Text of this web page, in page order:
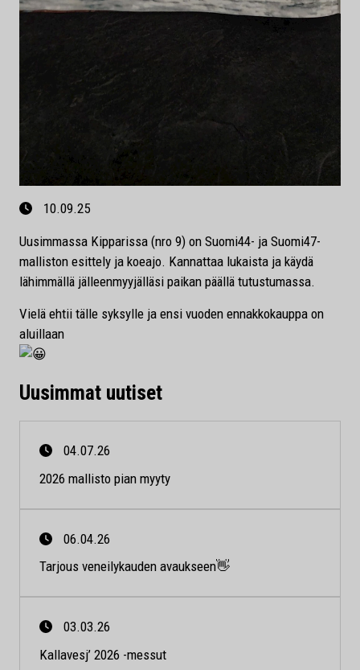
10.09.25
Uusimmassa Kipparissa (nro 9) on Suomi44- ja Suomi47-
malliston esittely ja koeajo. Kannattaa lukaista ja käydä
lähimmällä jälleenmyyjälläsi paikan päällä tutustumassa.
Vielä ehtii tälle syksylle ja ensi vuoden ennakkokauppa on
aluillaan
Uusimmat uutiset
04.07.26
2026 mallisto pian myyty
06.04.26
Tarjous veneilykauden avaukseen👋
03.03.26
Kallavesj’ 2026 -messut